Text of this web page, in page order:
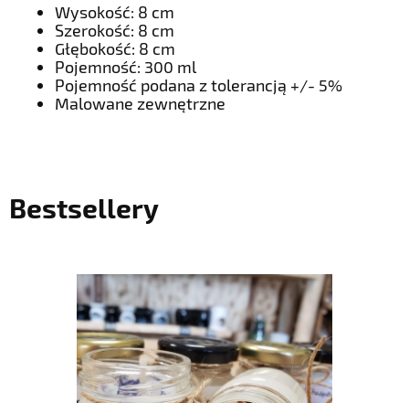
Wysokość: 8 cm
Szerokość: 8 cm
Głębokość: 8 cm
Pojemność: 300 ml
Pojemność podana z tolerancją +/- 5%
Malowane zewnętrzne
Bestsellery